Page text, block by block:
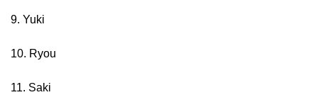
9. Yuki
10. Ryou
11. Saki